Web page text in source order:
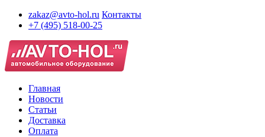
zakaz@avto-hol.ru Контакты
+7 (495) 518-00-25
Главная
Новости
Статьи
Доставка
Оплата